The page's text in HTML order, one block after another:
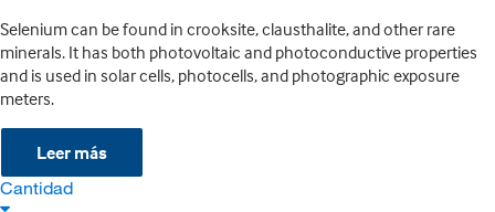
Selenium can be found in crooksite, clausthalite, and other rare
minerals. It has both photovoltaic and photoconductive properties
and is used in solar cells, photocells, and photographic exposure
meters.
Leer más
Cantidad